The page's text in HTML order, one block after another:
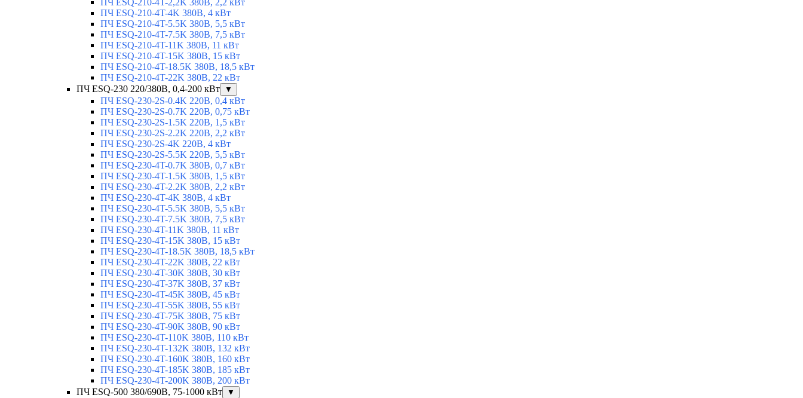
ПЧ ESQ-210-4T-2,2K 380В, 2,2 кВт
ПЧ ESQ-210-4T-4K 380В, 4 кВт
ПЧ ESQ-210-4T-5.5K 380В, 5,5 кВт
ПЧ ESQ-210-4T-7.5K 380В, 7,5 кВт
ПЧ ESQ-210-4T-11K 380В, 11 кВт
ПЧ ESQ-210-4T-15K 380В, 15 кВт
ПЧ ESQ-210-4T-18.5K 380В, 18,5 кВт
ПЧ ESQ-210-4T-22K 380В, 22 кВт
ПЧ ESQ-230 220/380В, 0,4-200 кВт
▼
ПЧ ESQ-230-2S-0.4K 220В, 0,4 кВт
ПЧ ESQ-230-2S-0.7K 220В, 0,75 кВт
ПЧ ESQ-230-2S-1.5K 220В, 1,5 кВт
ПЧ ESQ-230-2S-2.2K 220В, 2,2 кВт
ПЧ ESQ-230-2S-4K 220В, 4 кВт
ПЧ ESQ-230-2S-5.5K 220В, 5,5 кВт
ПЧ ESQ-230-4T-0.7K 380В, 0,7 кВт
ПЧ ESQ-230-4T-1.5K 380В, 1,5 кВт
ПЧ ESQ-230-4T-2.2K 380В, 2,2 кВт
ПЧ ESQ-230-4T-4K 380В, 4 кВт
ПЧ ESQ-230-4T-5.5K 380В, 5,5 кВт
ПЧ ESQ-230-4T-7.5K 380В, 7,5 кВт
ПЧ ESQ-230-4T-11K 380В, 11 кВт
ПЧ ESQ-230-4T-15K 380В, 15 кВт
ПЧ ESQ-230-4T-18.5K 380В, 18,5 кВт
ПЧ ESQ-230-4T-22K 380В, 22 кВт
ПЧ ESQ-230-4T-30K 380В, 30 кВт
ПЧ ESQ-230-4T-37K 380В, 37 кВт
ПЧ ESQ-230-4T-45K 380В, 45 кВт
ПЧ ESQ-230-4T-55K 380В, 55 кВт
ПЧ ESQ-230-4T-75K 380В, 75 кВт
ПЧ ESQ-230-4T-90K 380В, 90 кВт
ПЧ ESQ-230-4T-110K 380В, 110 кВт
ПЧ ESQ-230-4T-132K 380В, 132 кВт
ПЧ ESQ-230-4T-160K 380В, 160 кВт
ПЧ ESQ-230-4T-185K 380В, 185 кВт
ПЧ ESQ-230-4T-200K 380В, 200 кВт
ПЧ ESQ-500 380/690В, 75-1000 кВт
▼